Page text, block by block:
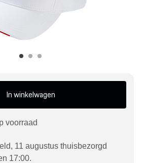
In winkelwagen
voorraad
11 augustus thuisbezorgd
17:00.